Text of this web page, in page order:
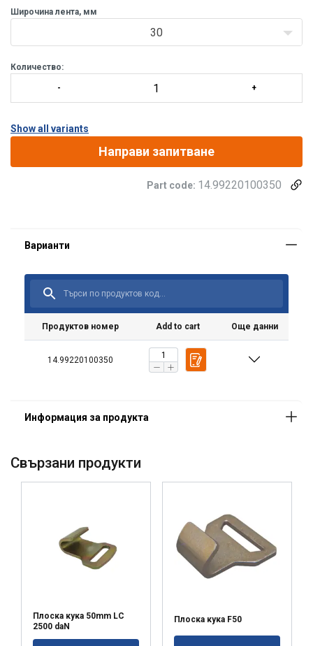
Широчина лента, мм
30
Количество:
Show all variants
Направи запитване
Part code: 14.99220100350
Продуктов номер Add to cart Още данни
14.99220100350
Свързани продукти
Плоска кука 50mm LC
2500 daN
Плоска кука F50